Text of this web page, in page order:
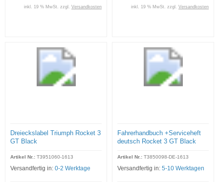
inkl. 19 % MwSt. zzgl. Versandkosten inkl. 19 % MwSt. zzgl. Versandkosten
Dreieckslabel Triumph Rocket 3
GT Black
Artikel Nr.: T3951060-1613
Versandfertig in: 0-2 Werktage
Fahrerhandbuch +Serviceheft
deutsch Rocket 3 GT Black
Artikel Nr.: T3850098-DE-1613
Versandfertig in: 5-10 Werktagen